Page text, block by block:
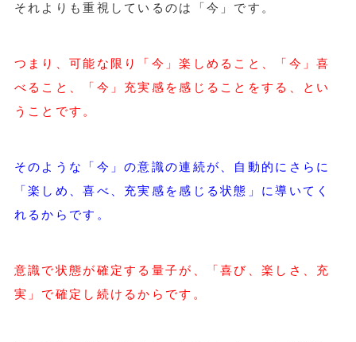
それよりも重視しているのは「今」です。
つまり、可能な限り「今」楽しめること、「今」喜
べること、「今」充実感を感じることをする、とい
うことです。
そのような「今」の意識の連続が、自動的にさらに
「楽しめ、喜べ、充実感を感じる状態」に導いてく
れるからです。
意識で状態が確定する量子が、「喜び、楽しさ、充
実」で確定し続けるからです。